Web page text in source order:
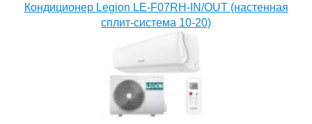
Кондиционер Legion LE-F07RH-IN/OUT (настенная
сплит-система 10-20)